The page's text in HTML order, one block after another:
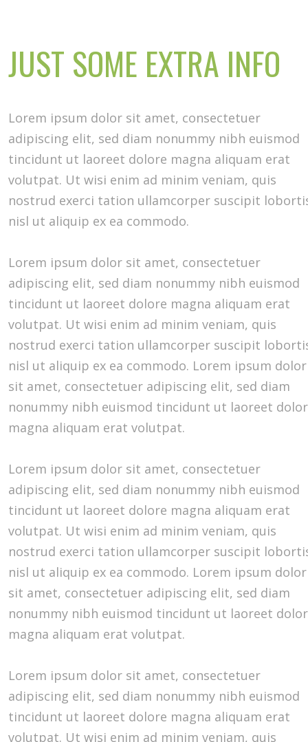
JUST SOME EXTRA INFO
Lorem ipsum dolor sit amet, consectetuer
adipiscing elit, sed diam nonummy nibh euismod
tincidunt ut laoreet dolore magna aliquam erat
volutpat. Ut wisi enim ad minim veniam, quis
nostrud exerci tation ullamcorper suscipit
nisl ut aliquip ex ea commodo.
Lorem ipsum dolor sit amet, consectetuer
adipiscing elit, sed diam nonummy nibh euismod
tincidunt ut laoreet dolore magna aliquam erat
volutpat. Ut wisi enim ad minim veniam, quis
nostrud exerci tation ullamcorper suscipit
nisl ut aliquip ex ea commodo. Lorem ipsum dolor
sit amet, consectetuer adipiscing elit, sed diam
nonummy nibh euismod tincidunt ut laoreet
magna aliquam erat volutpat.
Lorem ipsum dolor sit amet, consectetuer
adipiscing elit, sed diam nonummy nibh euismod
tincidunt ut laoreet dolore magna aliquam erat
volutpat. Ut wisi enim ad minim veniam, quis
nostrud exerci tation ullamcorper suscipit
nisl ut aliquip ex ea commodo. Lorem ipsum dolor
sit amet, consectetuer adipiscing elit, sed diam
nonummy nibh euismod tincidunt ut laoreet
magna aliquam erat volutpat.
Lorem ipsum dolor sit amet, consectetuer
adipiscing elit, sed diam nonummy nibh euismod
tincidunt ut laoreet dolore magna aliquam erat
volutpat. Ut wisi enim ad minim veniam, quis